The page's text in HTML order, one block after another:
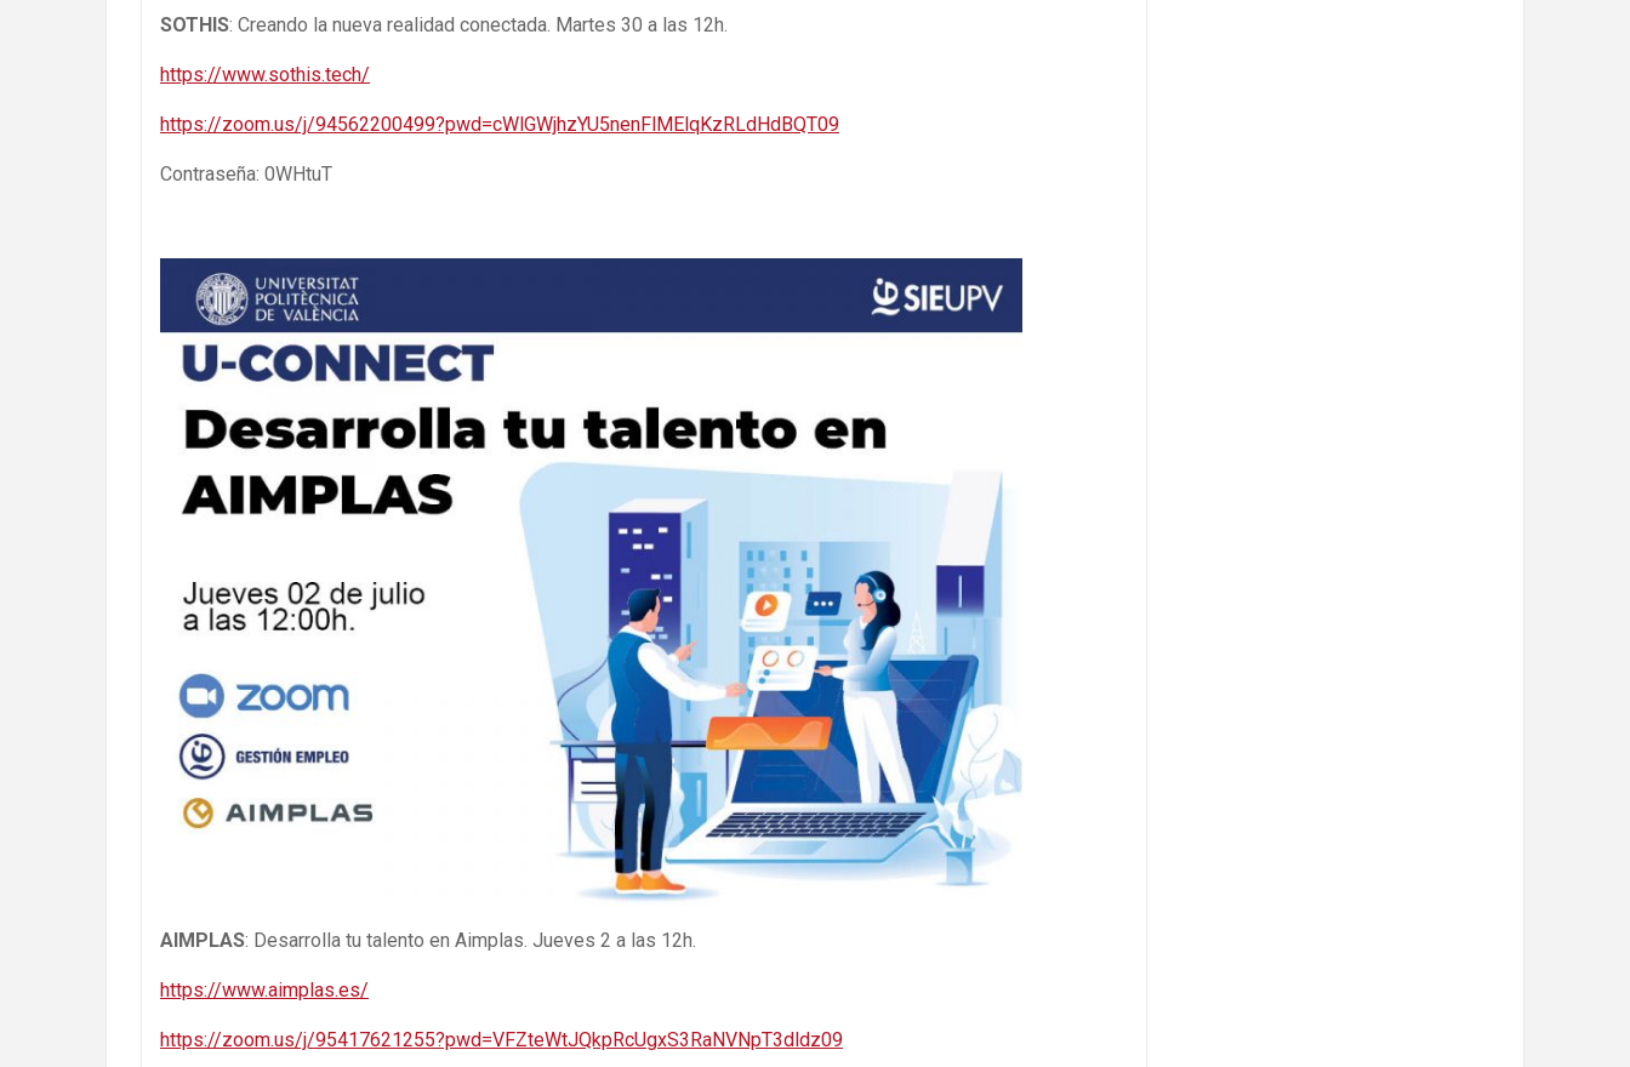
SOTHIS: Creando la nueva realidad conectada. Martes 30 a las 12h.
https://www.sothis.tech/
https://zoom.us/j/94562200499?pwd=cWlGWjhzYU5nenFlMElqKzRLdHdBQT09
Contraseña: 0WHtuT
AIMPLAS: Desarrolla tu talento en Aimplas. Jueves 2 a las 12h.
https://www.aimplas.es/
https://zoom.us/j/95417621255?pwd=VFZteWtJQkpRcUgxS3RaNVNpT3dldz09